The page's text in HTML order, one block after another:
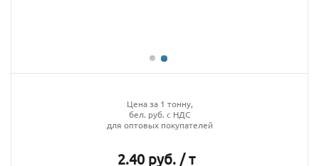
Цена за 1 тонну,
бел. руб. с НДС
для оптовых покупателей
2.40 руб. / т